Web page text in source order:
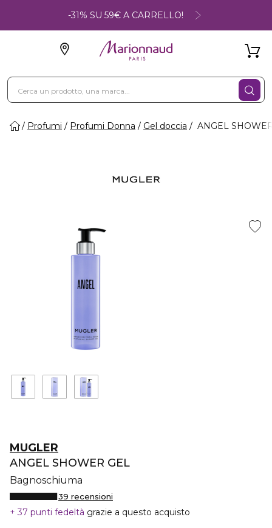
-31% SU 59€ A CARRELLO!
Profumi Profumi Donna Gel doccia ANGEL
MUGLER
ANGEL SHOWER GEL
Bagnoschiuma
39 recensioni
37 punti fedeltà grazie a questo acquisto